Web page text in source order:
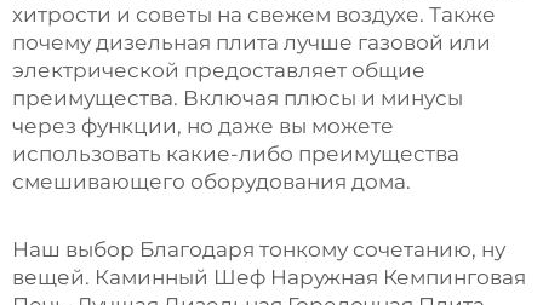
хитрости и советы на свежем воздухе. Также
почему дизельная плита лучше газовой или
электрической предоставляет общие
преимущества. Включая плюсы и минусы
через функции, но даже вы можете
использовать какие-либо преимущества
смешивающего оборудования дома.
Наш выбор Благодаря тонкому сочетанию, ну
вещей. Каминный Шеф Наружная Кемпинговая